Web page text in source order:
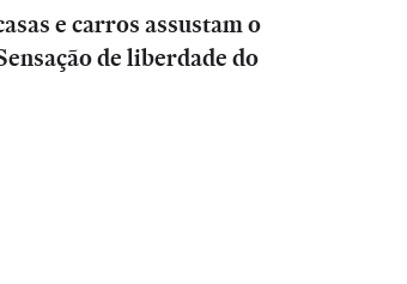
e carros assustam o
de liberdade do